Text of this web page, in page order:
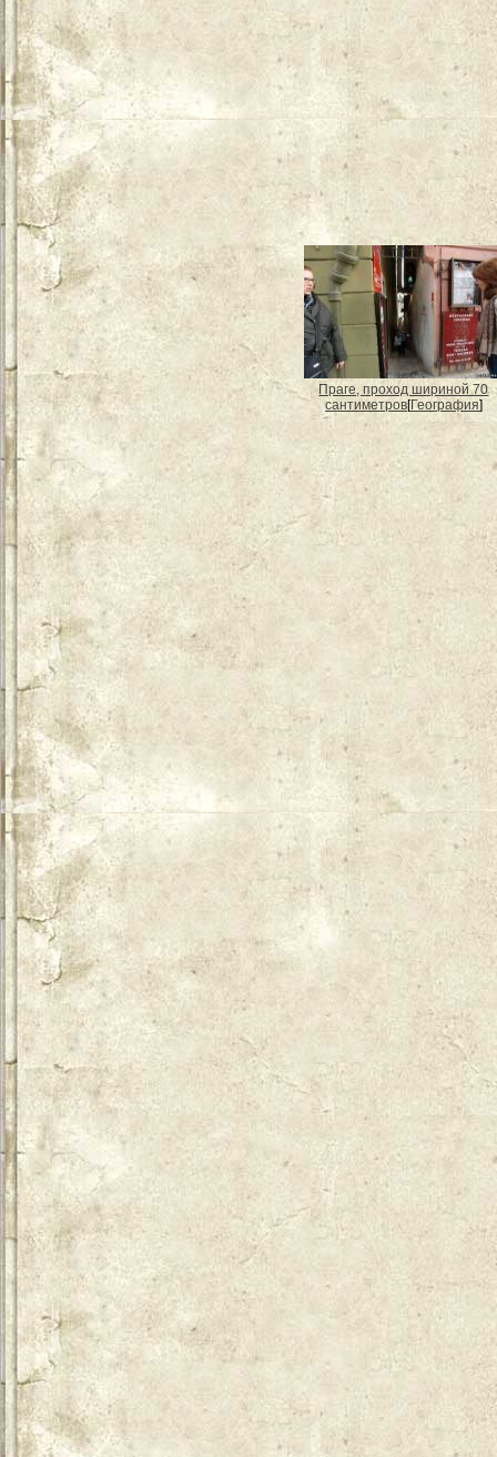
Праге, проход шириной 70
сантиметров[География]